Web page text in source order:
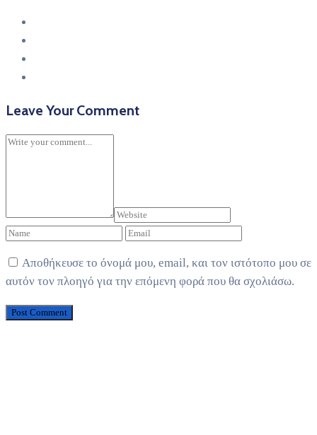
Leave Your Comment
Αποθήκευσε το όνομά μου, email, και τον ιστότοπο μου σε
αυτόν τον πλοηγό για την επόμενη φορά που θα σχολιάσω.